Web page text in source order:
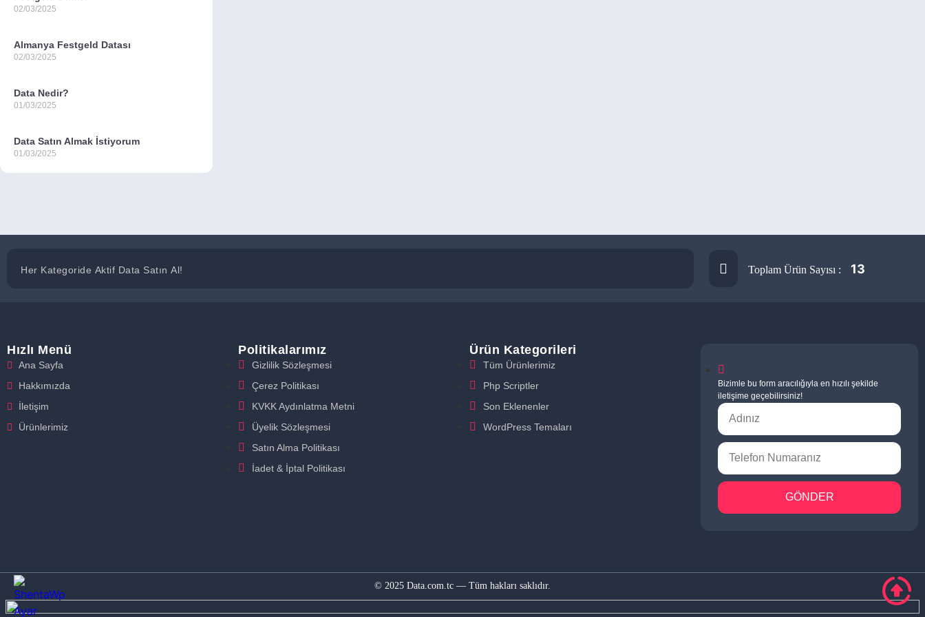
02/03/2025
Almanya Festgeld Datası
02/03/2025
Data Nedir?
01/03/2025
Data Satın Almak İstiyorum
01/03/2025
Her Kategoride Aktif Data Satın Al! Toplam Ürün Sayısı : 13
Hızlı Menü
Ana Sayfa
Hakkımızda
İletişim
Ürünlerimiz
Politikalarımız
Gizlilik Sözleşmesi
Çerez Politikası
KVKK Aydınlatma Metni
Üyelik Sözleşmesi
Satın Alma Politikası
İadet & İptal Politikası
Ürün Kategorileri
Tüm Ürünlerimiz
Php Scriptler
Son Eklenenler
WordPress Temaları
Bizimle bu form aracılığıyla en hızılı şekilde
iletişime geçebilirsiniz!
GÖNDER
© 2025 Data.com.tc — Tüm hakları saklıdır.